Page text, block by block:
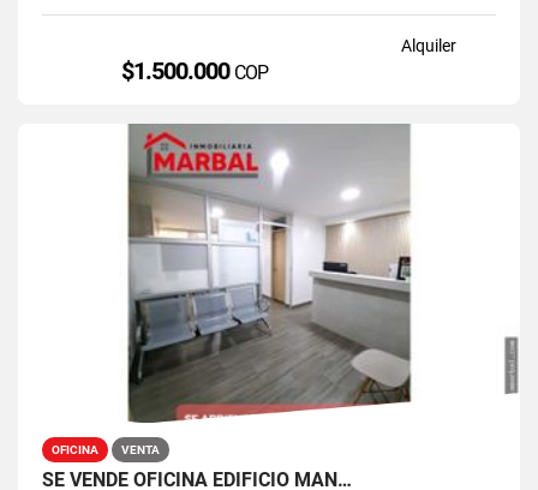
Alquiler
$1.500.000 COP
OFICINA VENTA
SE VENDE OFICINA EDIFICIO MAN…